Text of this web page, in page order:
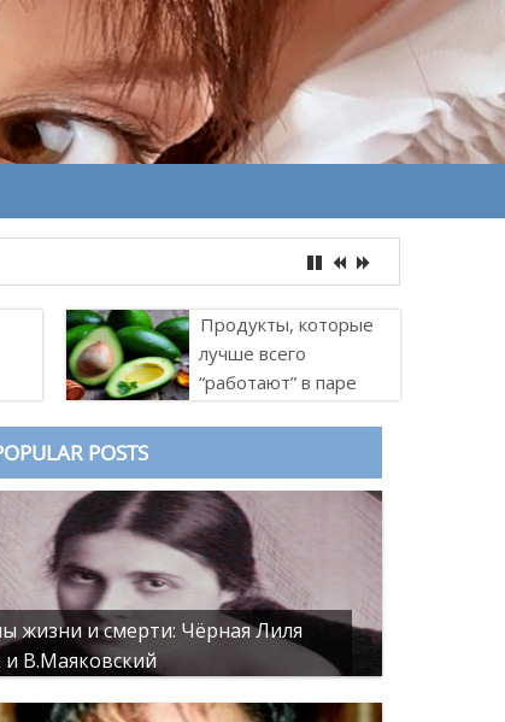
Продукты, которые
лучше всего
“работают” в паре
POSTS
жизни и смерти: Чёрная Лиля
и В.Маяковский